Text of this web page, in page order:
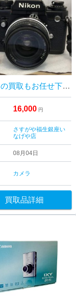
カメラの買取もお任せ下さい！| 昭島市中神町| Nicon F3 ニコン一眼レフカメラ
16,000 円
さすがや福生銀座い
なげや店
08月04日
カメラ
買取品詳細